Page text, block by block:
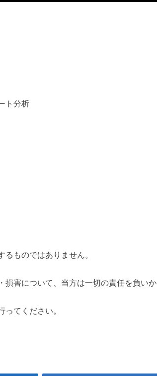
ト分析
ものではありません。
損害について、当方は一切の責任を負いか
てください。